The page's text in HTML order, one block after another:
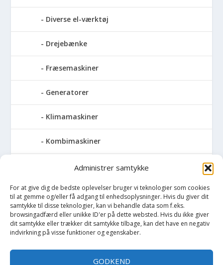
Administrer samtykke
For at give dig de bedste oplevelser bruger vi teknologier som cookies
til at gemme og/eller få adgang til enhedsoplysninger. Hvis du giver dit
samtykke til disse teknologier, kan vi behandle data som f.eks.
browsingadfærd eller unikke ID'er på dette websted. Hvis du ikke giver
dit samtykke eller trækker dit samtykke tilbage, kan det have en negativ
indvirkning på visse funktioner og egenskaber.
GODKEND
Diverse el-værktøj
Drejebænke
Fræsemaskiner
Generatorer
Klimamaskiner
Kombimaskiner
Kompressor
Pressemaskiner
Save